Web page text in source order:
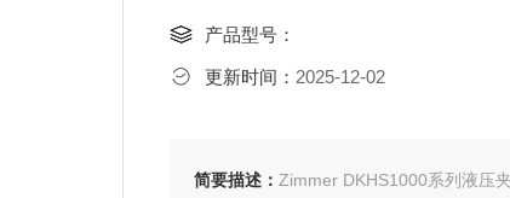
产品型号：
更新时间： 2025-12-02
简要描述：
Zimmer DKHS1000系列液